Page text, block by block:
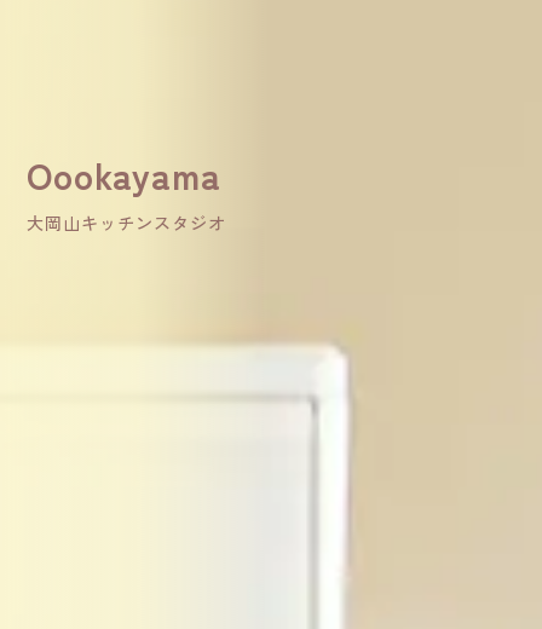
Oookayama
大岡山キッチンスタジオ